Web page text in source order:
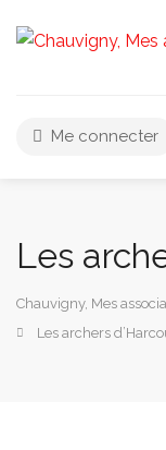
Me connecter
Les
Chauvigny, Mes
Les archers